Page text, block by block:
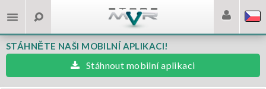
STÁHNĚTE NAŠI MOBILNÍ APLIKACI!
Stáhnout mobilní aplikaci